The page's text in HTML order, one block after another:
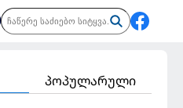
პოპულარული